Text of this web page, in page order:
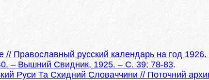
// Православный русский календарь на год
– Вышний Свидник, 1925. – С. 39; 78-83.
Руси Та Схидний Словаччини // Поточний